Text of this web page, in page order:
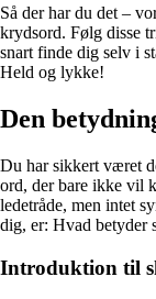
Så der har du det –
krydsord. Følg disse
snart finde dig selv i
Held og lykke!
Den
Du har sikkert været
ord, der bare ikke vil
ledetråde, men intet
dig, er: Hvad betyder
Introduktion til